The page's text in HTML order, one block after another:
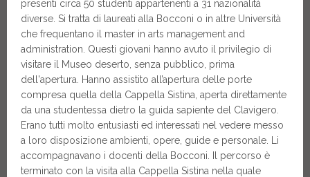
presenti circa 50 studenti appartenenti a 31 nazionalità
diverse. Si tratta di laureati alla Bocconi o in altre Università
che frequentano il master in arts management and
administration. Questi giovani hanno avuto il privilegio di
visitare il Museo deserto, senza pubblico, prima
dell'apertura. Hanno assistito all’apertura delle porte
compresa quella della Cappella Sistina, aperta direttamente
da una studentessa dietro la guida sapiente del Clavigero.
Erano tutti molto entusiasti ed interessati nel vedere messo
a loro disposizione ambienti, opere, guide e personale. Li
accompagnavano i docenti della Bocconi. Il percorso è
terminato con la visita alla Cappella Sistina nella quale